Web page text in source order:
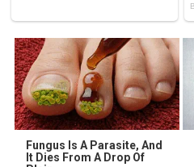
Fungus Is A Parasite, And
It Dies From A Drop Of